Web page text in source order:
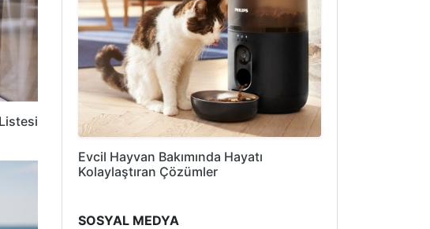
Evcil Hayvan Bakımında Hayatı
Kolaylaştıran Çözümler
SOSYAL MEDYA